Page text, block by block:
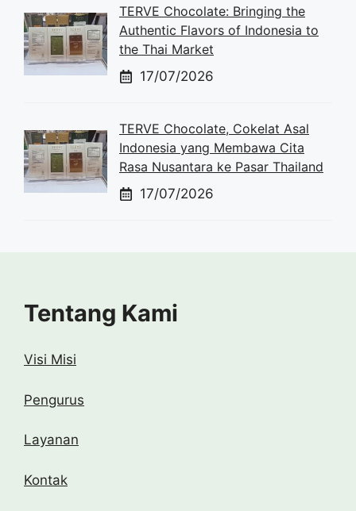
TERVE Chocolate: Bringing the
Authentic Flavors of Indonesia to
the Thai Market
17/07/2026
TERVE Chocolate, Cokelat Asal
Indonesia yang Membawa Cita
Rasa Nusantara ke Pasar Thailand
17/07/2026
Tentang Kami
Visi Misi
Pengurus
Layanan
Kontak